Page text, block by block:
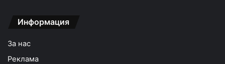
Информация
За нас
Реклама